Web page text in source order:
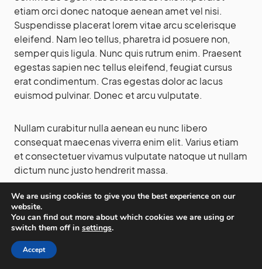
etiam orci donec natoque aenean amet vel nisi.
Suspendisse placerat lorem vitae arcu scelerisque
eleifend. Nam leo tellus, pharetra id posuere non,
semper quis ligula. Nunc quis rutrum enim. Praesent
egestas sapien nec tellus eleifend, feugiat cursus
erat condimentum. Cras egestas dolor ac lacus
euismod pulvinar. Donec et arcu vulputate.
Nullam curabitur nulla aenean eu nunc libero
consequat maecenas viverra enim elit. Varius etiam
et consectetuer vivamus vulputate natoque ut nullam
dictum nunc justo hendrerit massa.
Lorem ipsum dolor sit amet, consectetur adipiscing
elit. Suspendisse pharetra arcu eu dui scelerisque
gravida. Cras fringilla gravida lectus a luctus. Nunc in
eros at lectus ultricies tempor. Nulla facilisi. Etiam id
imperdiet ante, eget fringilla purus. Maecenas
We are using cookies to give you the best experience on our
website.
You can find out more about which cookies we are using or
switch them off in settings.
Accept